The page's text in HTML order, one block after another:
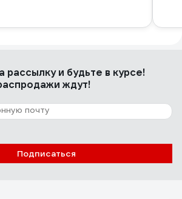
рассылкуи будьте в курсе!
ждут!
Подписаться